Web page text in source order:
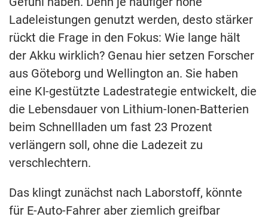
Ladeleistungen genutzt werden, desto stärker
rückt die Frage in den Fokus: Wie lange hält
der Akku wirklich? Genau hier setzen Forscher
aus Göteborg und Wellington an. Sie haben
eine KI-gestützte Ladestrategie entwickelt, die
die Lebensdauer von Lithium-Ionen-Batterien
beim Schnellladen um fast 23 Prozent
verlängern soll, ohne die Ladezeit zu
verschlechtern.
Das klingt zunächst nach Laborstoff, könnte
für E-Auto-Fahrer aber ziemlich greifbar